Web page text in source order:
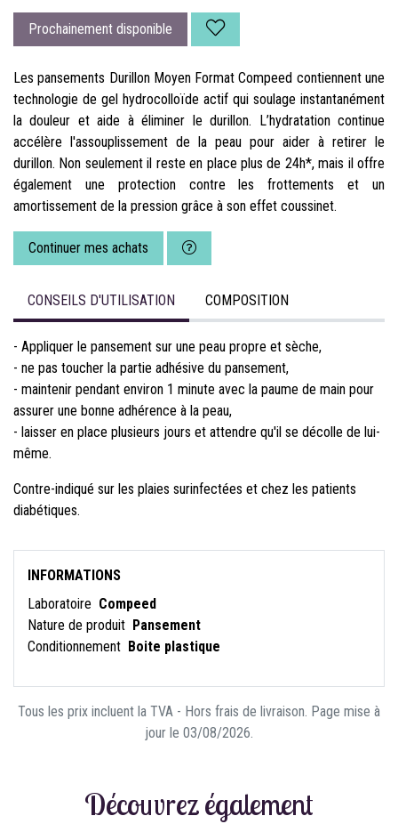
Prochainement disponible
Les pansements Durillon Moyen Format Compeed contiennent une
technologie de gel hydrocolloïde actif qui soulage instantanément
la douleur et aide à éliminer le durillon. L’hydratation continue
accélère l'assouplissement de la peau pour aider à retirer le
durillon. Non seulement il reste en place plus de 24h*, mais il offre
également une protection contre les frottements et un
amortissement de la pression grâce à son effet coussinet.
Continuer mes achats
CONSEILS D'UTILISATION COMPOSITION
- Appliquer le pansement sur une peau propre et sèche,
- ne pas toucher la partie adhésive du pansement,
- maintenir pendant environ 1 minute avec la paume de main pour
assurer une bonne adhérence à la peau,
- laisser en place plusieurs jours et attendre qu'il se décolle de lui-
même.
Contre-indiqué sur les plaies surinfectées et chez les patients
diabétiques.
INFORMATIONS
Laboratoire Compeed
Nature de produit Pansement
Conditionnement Boite plastique
Tous les prix incluent la TVA - Hors frais de livraison. Page mise à
jour le 03/08/2026.
Découvrez également